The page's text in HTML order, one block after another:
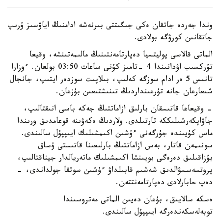
وندا جەردە جاتقان ەكى جىگىتتى بىرنەشە ادامنىڭ اياۋسىز ۇرىپ
جاتقانىن كورۋگە بولادى.
الماتى قالاسى پوليتسيا دەپارتامەنتىنىڭ مالىمەتىنشە، وقيعا
تۇركسىب اۋدانىندا 4 -تامىز كۇنى ساعات 03:50 بولعان. ءوزارا
تانىس 5 ەر ادام سوزگە كەلىپ، بىلاپىت سوزدەر ايتىپ، جانجال
شىعارعان جانە تۇرعىنداردىڭ تىنىشتىعىن بۇزعان.
- وقيعاعا قاتىسقان بارلىق ازاماتتىڭ جەكە باسى انىقتالىپ،
جاۋاپكەرشىلىككە تارتىلدى. ولاردىڭ ەكەۋىنە قوعامدىق ورىندا
ماس كۇيىندە جۇرگەنى ءۇشىن اكىمشىلىك ايىپپۇل سالىندى.
سونىمەن قاتار، بەس ازاماتتىڭ بارلىعىنا قاتىستى ۇساق
بۇزاقىلىق دەرەگى بويىنشا اكىمشىلىك ماتەريالدار جيناقتالىپ،
پروتسەسسۋالدىق شەشىم قابىلداۋ ءۇشىن سوتقا جولداندى، -
دەپ حابارلادى دەپارتامەنتتەن.
ەسكە سالايىق، بۇعان دەيىن الماتى مەتروسىندا
توبەلەسكەندەرگە ايىپپۇل سالىندى.